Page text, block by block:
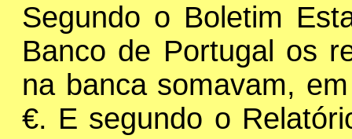
Segundo o Boletim
Banco de Portugal os
na banca somavam,
€. E segundo o